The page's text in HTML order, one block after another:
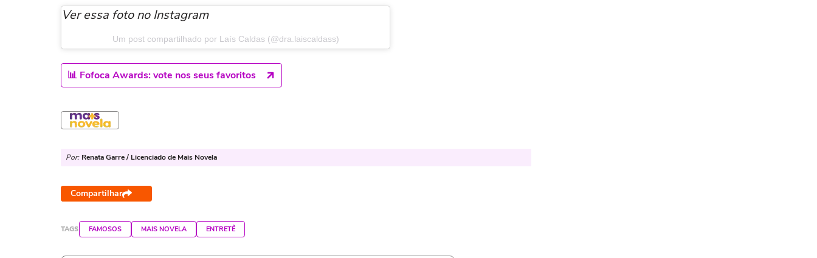
Ver essa foto no Instagram
Um post compartilhado por Laís Caldas (@dra.laiscaldass)
📊 Fofoca Awards: vote nos seus favoritos
Por: Renata Garre / Licenciado de Mais Novela
Compartilhar
TAGS FAMOSOS MAIS NOVELA ENTRETÊ